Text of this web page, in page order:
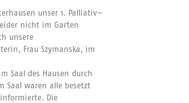
unser 1. Palliativ–
nicht im Garten
unsere
Frau Szymanska, im
Saal des Hausen durch
Saal waren alle besetzt
Die